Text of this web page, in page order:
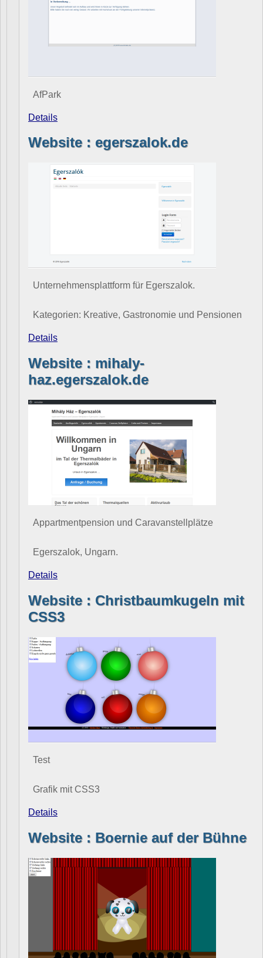
AfPark
Details
Website : egerszalok.de
Unternehmensplattform für Egerszalok.
Kategorien: Kreative, Gastronomie und Pensionen
Details
Website : mihaly-
haz.egerszalok.de
Appartmentpension und Caravanstellplätze
Egerszalok, Ungarn.
Details
Website : Christbaumkugeln mit
CSS3
Test
Grafik mit CSS3
Details
Website : Boernie auf der Bühne